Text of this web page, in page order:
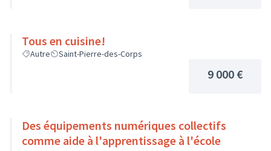
Tous en cuisine!
Autre Saint-Pierre-des-Corps
9 000 €
Des équipements numériques collectifs
comme aide à l'apprentissage à l'école